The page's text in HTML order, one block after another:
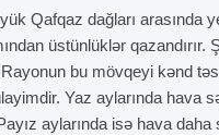
Qafqaz dağları
üstünlüklər
bu mövqeyi kənd
Yaz aylarında hava
aylarında isə hava